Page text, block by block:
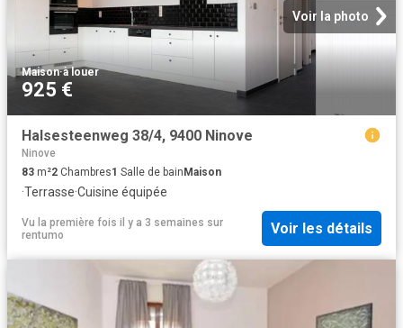
Voir la photo
Maison·à louer
925 €
Halsesteenweg 38/4, 9400 Ninove
Ninove
83 m²2 Chambres1 Salle de bainMaison
·Terrasse·Cuisine équipée
Vu la première fois il y a 3 semaines sur
rentumo
Voir les détails